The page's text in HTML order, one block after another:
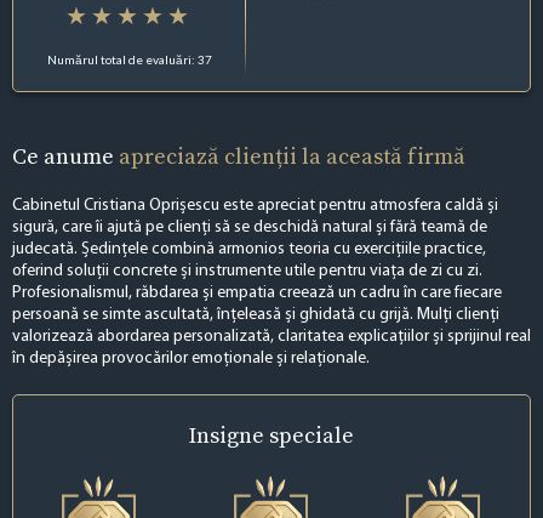
Numărul total de evaluări: 37
Ce anume apreciază clienții la această firmă
Cabinetul Cristiana Oprișescu este apreciat pentru atmosfera caldă și
sigură, care îi ajută pe clienți să se deschidă natural și fără teamă de
judecată. Ședințele combină armonios teoria cu exercițiile practice,
oferind soluții concrete și instrumente utile pentru viața de zi cu zi.
Profesionalismul, răbdarea și empatia creează un cadru în care fiecare
persoană se simte ascultată, înțeleasă și ghidată cu grijă. Mulți clienți
valorizează abordarea personalizată, claritatea explicațiilor și sprijinul real
în depășirea provocărilor emoționale și relaționale.
Insigne speciale